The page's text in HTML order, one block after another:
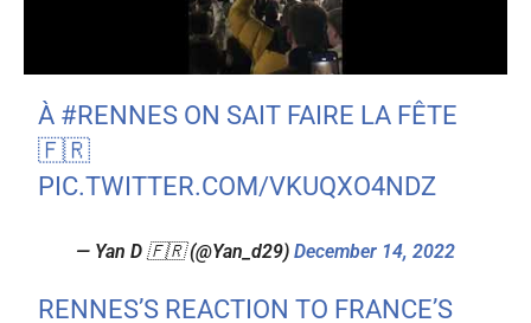
À #RENNES ON SAIT FAIRE LA FÊTE
🇫🇷
PIC.TWITTER.COM/VKUQXO4NDZ
— Yan D 🇫🇷 (@Yan_d29) December 14, 2022
RENNES’S REACTION TO FRANCE’S